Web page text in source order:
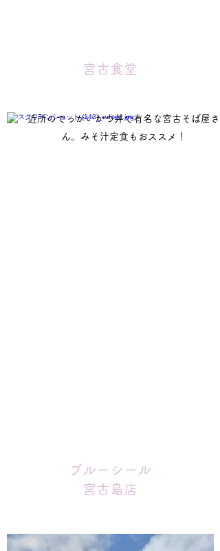
宮古食堂
近所のでっかいかつ丼で有名な宮古そば屋さ
ん。みそ汁定食もおススメ！
​​ブルーシール
宮古島店
アイスクリームの定番！